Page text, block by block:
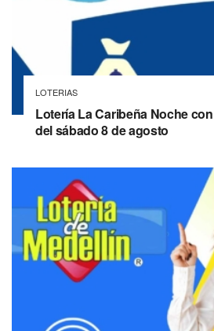
LOTERIAS
Lotería La Caribeña Noche
del sábado 8 de agosto